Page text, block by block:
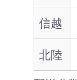
信越
北陸